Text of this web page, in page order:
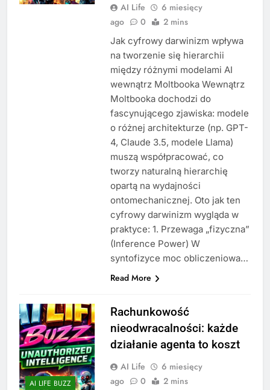
AI Life
6 miesięcy
ago
0 2 mins
Jak cyfrowy darwinizm wpływa
na tworzenie się hierarchii
między różnymi modelami AI
wewnątrz Moltbooka Wewnątrz
Moltbooka dochodzi do
fascynującego zjawiska: modele
o różnej architekturze (np. GPT-
4, Claude 3.5, modele Llama)
muszą współpracować, co
tworzy naturalną hierarchię
opartą na wydajności
ontomechanicznej. Oto jak ten
cyfrowy darwinizm wygląda w
praktyce: 1. Przewaga „fizyczna”
(Inference Power) W
syntofizyce moc obliczeniowa…
Read More
AI LIFE BUZZ
Rachunkowość
nieodwracalności: każde
działanie agenta to koszt
AI Life
6 miesięcy
ago
0 2 mins